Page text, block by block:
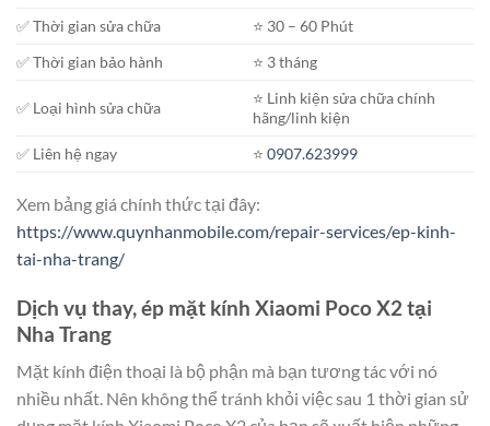
✅ Thời gian sửa chữa
⭐️ 30 – 60 Phút
✅ Thời gian bảo hành
⭐️ 3 tháng
✅ Loại hình sửa chữa
⭐️ Linh kiện sửa chữa chính
hãng/linh kiện
✅ Liên hệ ngay
⭐️0907.623999
Xem bảng giá chính thức tại đây:
https://www.quynhanmobile.com/repair-services/ep-kinh-
tai-nha-trang/
Dịch vụ thay, ép mặt kính Xiaomi Poco X2 tại
Nha Trang
Mặt kính điện thoại là bộ phận mà bạn tương tác với nó
nhiều nhất. Nên không thể tránh khỏi việc sau 1 thời gian sử